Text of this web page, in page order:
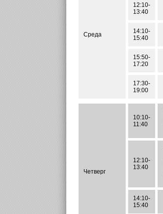
Среда
12:10-
13:40
14:10-
15:40
15:50-
17:20
17:30-
19:00
Четверг
10:10-
11:40
12:10-
13:40
14:10-
15:40